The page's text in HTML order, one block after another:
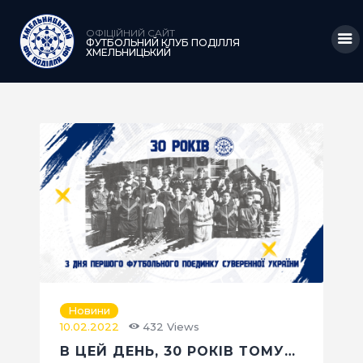
ОФІЦІЙНИЙ САЙТ
ФУТБОЛЬНИЙ КЛУБ ПОДІЛЛЯ
ХМЕЛЬНИЦЬКИЙ
ГОЛОВНА
НОВИНИ
КЛУБ
КОМАНДА
МАТЧІ
МЕДІА
КРАМНИЦЯ
Новини
10.02.2022
432 Views
В ЦЕЙ ДЕНЬ, 30 РОКІВ ТОМУ…